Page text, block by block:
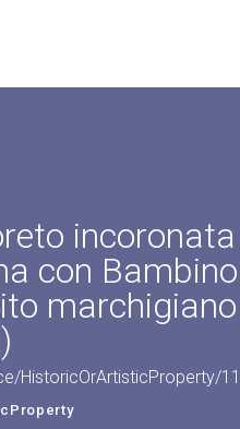
con
HistoricOrArtisticProperty/